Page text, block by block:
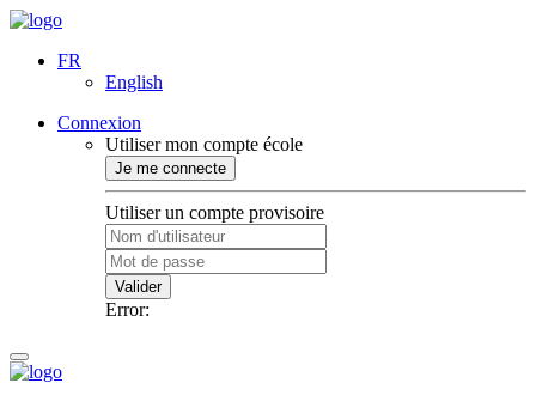
FR
English
Connexion
Utiliser mon compte école
Je me connecte
Utiliser un compte provisoire
Valider
Error: